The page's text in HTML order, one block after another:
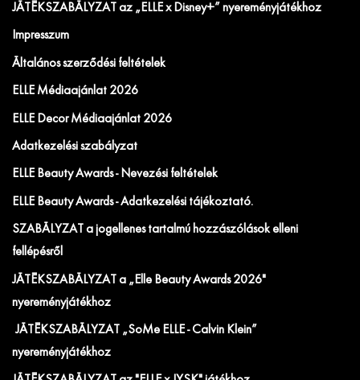
JÁTÉKSZABÁLYZAT az „ELLE x Disney+” nyereményjátékhoz
Impresszum
Általános szerződési feltételek
ELLE Médiaajánlat 2026
ELLE Decor Médiaajánlat 2026
Adatkezelési szabályzat
ELLE Beauty Awards - Nevezési feltételek
ELLE Beauty Awards - Adatkezelési tájékoztató.
SZABÁLYZAT a jogellenes tartalmú hozzászólások elleni
fellépésről
JÁTÉKSZABÁLYZAT a „Elle Beauty Awards 2026"
nyereményjátékhoz
JÁTÉKSZABÁLYZAT „SoMe ELLE - Calvin Klein”
nyereményjátékhoz